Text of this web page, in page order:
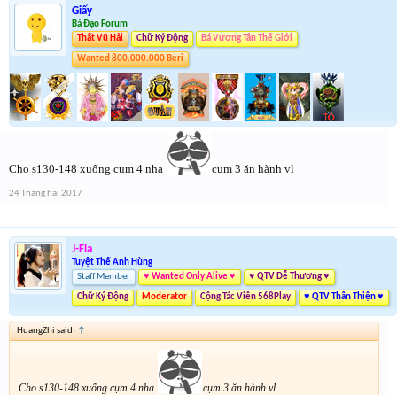
Giấy
Bá Đạo Forum
Thất Vũ Hải
Chữ Ký Động Bá Vương Tân Thế Giới
Wanted 800.000.000 Beri
Cho s130-148 xuống cụm 4 nha cụm 3 ăn hành vl
24 Tháng hai 2017
J-Fla
Tuyệt Thế Anh Hùng
Staff Member
♥ Wanted Only Alive ♥ ♥ QTV Dễ Thương ♥
Chữ Ký Động Moderator Cộng Tác Viên 568Play ♥ QTV Thân Thiện ♥
HuangZhi said: ↑
Cho s130-148 xuống cụm 4 nha cụm 3 ăn hành vl